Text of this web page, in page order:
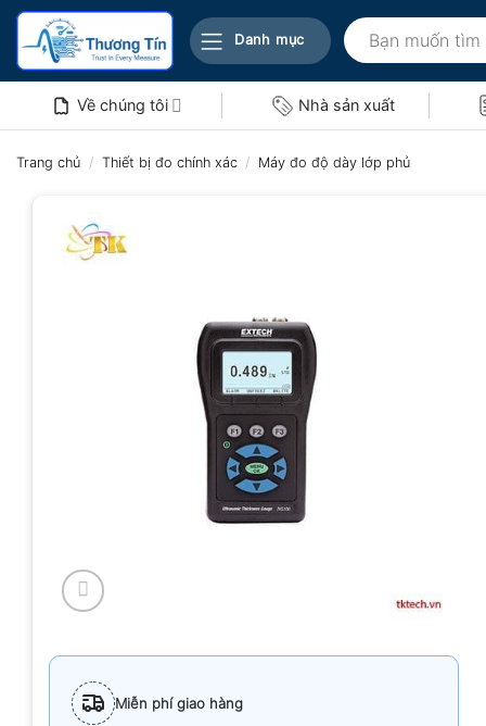
Bỏ
nội
Danh mục
Tìm
kiếm:
Về chúng tôi Nhà sản xuất
Trang chủ / Thiết bị đo chính xác / Máy đo độ dày lớp phủ
Miễn phí giao hàng